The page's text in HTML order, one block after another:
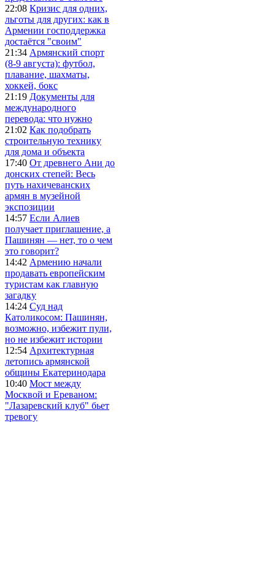
22:08 Кризис для одних,
льготы для других: как в
Армении господдержка
достаётся "своим"
21:34 Армянский спорт
(8-9 августа): футбол,
плавание, шахматы,
хоккей, бокс
21:19 Документы для
международного
перевода: что нужно
21:02 Как подобрать
строительную технику
для дома и объекта
17:40 От древнего Ани до
донских степей: Весь
путь нахичеванских
армян в музейной
экспозиции
14:57 Если Алиев
получает приглашение, а
Пашинян — нет, то о чем
это говорит?
14:42 Армению начали
продавать европейским
туристам как главную
загадку
14:24 Суд над
Католикосом: Пашинян,
возможно, избежит пули,
но не избежит истории
12:54 Архитектурная
летопись армянской
общины Екатеринодара
10:40 Мост между
Москвой и Ереваном:
"Лазаревский клуб" бьет
тревогу